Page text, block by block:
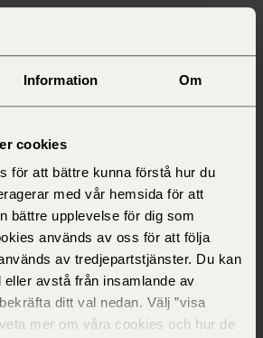
Information Om
cookies
för att bättre kunna förstå hur du
med vår hemsida för att
bättre upplevelse för dig som
används av oss för att följa
av tredjepartstjänster. Du kan
avstå från insamlande av
ditt val nedan. Välj ”visa
mer om våra cookies och hur de
Law